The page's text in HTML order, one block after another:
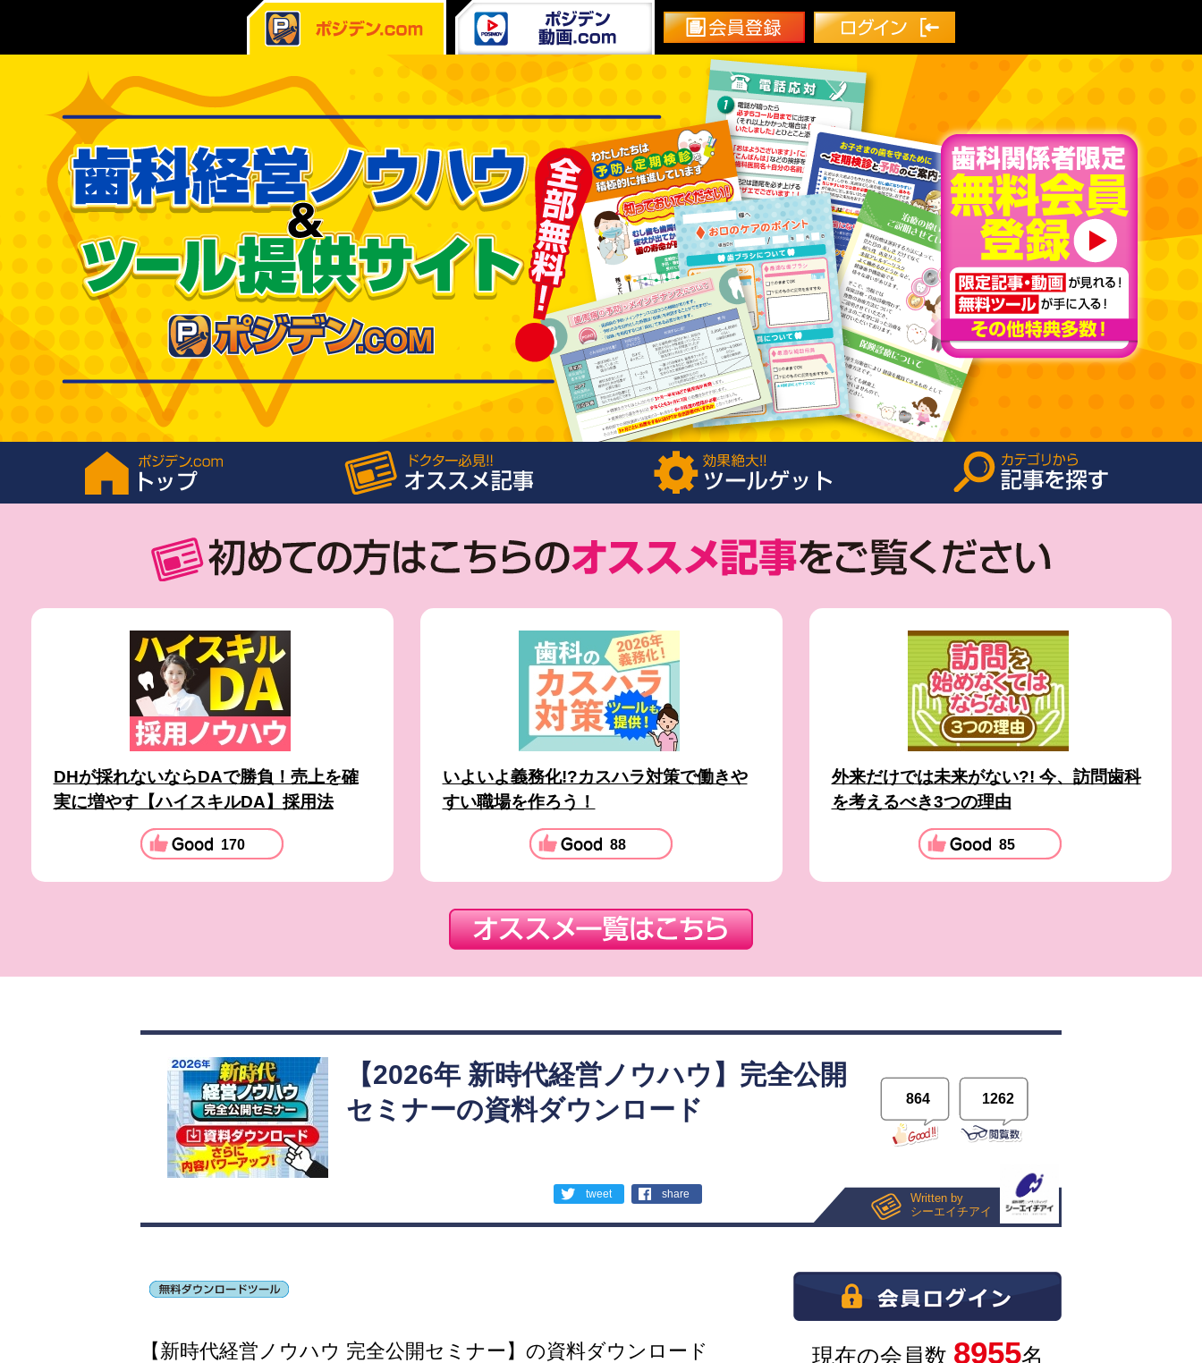
DHが採れないならDAで勝負！売上を確
実に増やす【ハイスキルDA】採用法
170
いよいよ義務化!?カスハラ対策で働きや
すい職場を作ろう！
88
外来だけでは未来がない?! 今、訪問歯科
を考えるべき3つの理由
85
【2026年 新時代経営ノウハウ】完全公開
セミナーの資料ダウンロード
1262
864
tweet share
Written by
シーエイチアイ
【新時代経営ノウハウ 完全公開セミナー】の資料ダウンロード 現在の会員数 8955名